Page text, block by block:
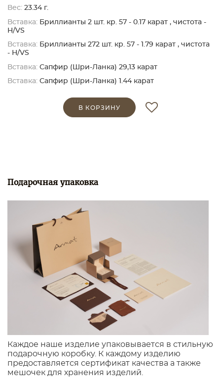
Вес: 23.34 г.
Вставка: Бриллианты 2 шт. кр. 57 - 0.17 карат , чистота -
H/VS
Вставка: Бриллианты 272 шт. кр. 57 - 1.79 карат , чистота
- H/VS
Вставка: Сапфир (Шри-Ланка) 29,13 карат
Вставка: Сапфир (Шри-Ланка) 1.44 карат
В КОРЗИНУ
Подарочная упаковка
Каждое наше изделие упаковывается в стильную
подарочную коробку. К каждому изделию
предоставляется сертификат качества а также
мешочек для хранения изделий.